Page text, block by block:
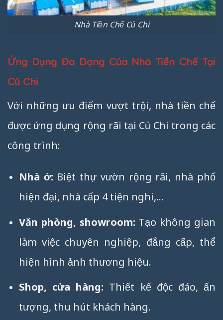
Nhà Tiền Chế Củ Chi
Ứng Dụng Đa Dạng Của Nhà Tiền Chế Tại
Củ Chi
Với những ưu điểm vượt trội, nhà tiền chế
được ứng dụng rộng rãi tại Củ Chi trong các
công trình:
Nhà ở: Biệt thự vườn rộng rãi, nhà phố
hiện đại, nhà cấp 4 tiện nghi,…
Văn phòng, showroom: Tạo không gian
làm việc chuyên nghiệp, đẳng cấp, thể
hiện hình ảnh thương hiệu.
Shop, cửa hàng: Thiết kế độc đáo, ấn
tượng, thu hút khách hàng.